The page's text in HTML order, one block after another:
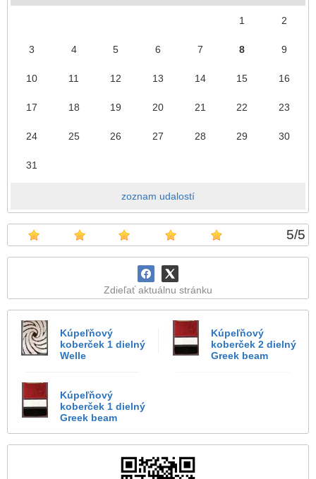
1 2
3 4 5 6 7 8 9
10 11 12 13 14 15 16
17 18 19 20 21 22 23
24 25 26 27 28 29 30
31
zoznam udalostí
5/5
Zdieľať aktuálnu stránku
Kúpeľňový
koberček 1 dielný
Welle
Kúpeľňový
koberček 2 dielný
Greek beam
Kúpeľňový
koberček 1 dielný
Greek beam